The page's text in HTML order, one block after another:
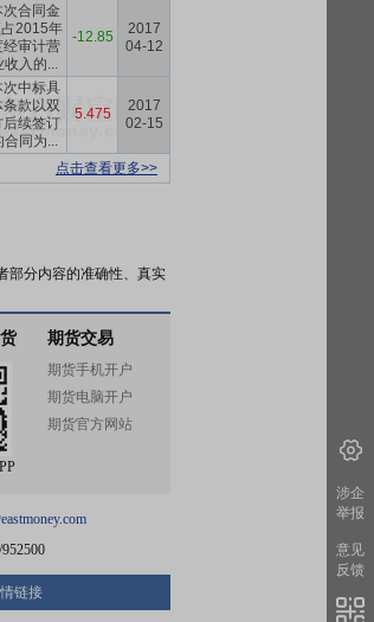
次合同金
2015年
经审计营
收入的...
-12.85
2017
04-12
次中标具
条款以双
后续签订
合同为...
5.475
2017
02-15
点击查看更多>>
部分内容的准确性、真实
期货交易
期货手机开户
期货电脑开户
期货官方网站
链接
涉企
举报
意见
反馈